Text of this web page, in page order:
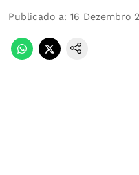
Publicado a: 16 Dezembro